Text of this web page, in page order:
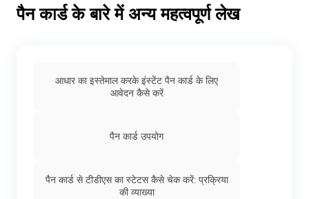
पैन कार्ड के बारे में अन्य महत्वपूर्ण लेख
आधार का इस्तेमाल करके इंस्टेंट पैन कार्ड के लिए
आवेदन कैसे करें
पैन कार्ड उपयोग
पैन कार्ड से टीडीएस का स्टेटस कैसे चेक करें: प्रक्रिया
की व्याख्या